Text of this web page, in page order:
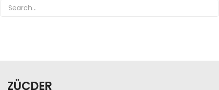
0
ZÜCDER